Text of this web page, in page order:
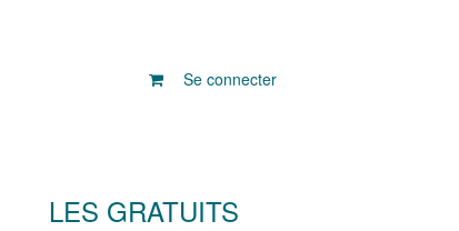
Se connecter
LES GRATUITS